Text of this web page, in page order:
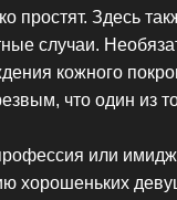
простят. Здесь
случаи.
кожного
что один из
или имидж
хорошеньких